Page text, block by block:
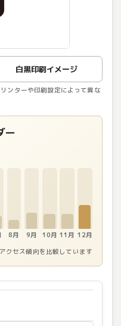
白黒印刷イメージ
ンターや印刷設定によって異な
います。
ー
8月 9月 10月 11月 12月
クセス傾向を比較しています